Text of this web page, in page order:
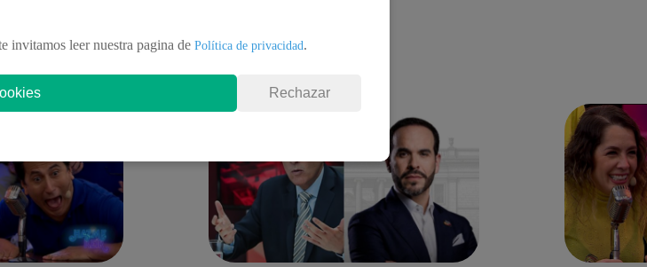
invitamos leer nuestra pagina de Política de privacidad.
Rechazar